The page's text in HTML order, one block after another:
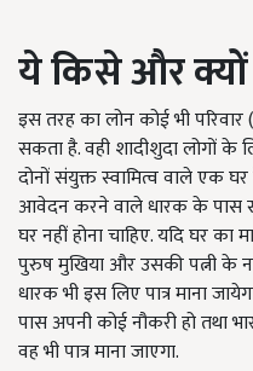
ये किसे और क्यों
इस तरह का लोन कोई भी परिवार
सकता है. वही शादीशुदा लोगों के
दोनों संयुक्त स्वामित्व वाले एक
आवेदन करने वाले धारक के पास
घर नहीं होना चाहिए. यदि घर
पुरुष मुखिया और उसकी पत्नी के
धारक भी इस लिए पात्र माना
पास अपनी कोई नौकरी हो तथा
वह भी पात्र माना जाएगा.